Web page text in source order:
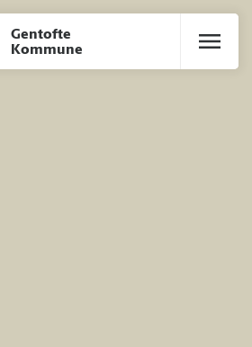
Gentofte
Kommune